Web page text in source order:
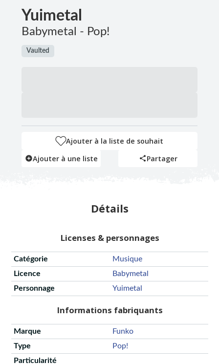
Yuimetal
Babymetal - Pop!
Vaulted
Ajouter à la liste de souhait
Ajouter à une liste
Partager
Détails
Licenses & personnages
Catégorie
Musique
Licence
Babymetal
Personnage
Yuimetal
Informations fabriquants
Marque
Funko
Type
Pop!
Particularité